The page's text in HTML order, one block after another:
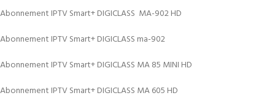
Abonnement IPTV Smart+ DIGICLASS MA-902 HD
Abonnement IPTV Smart+ DIGICLASS ma-902
Abonnement IPTV Smart+ DIGICLASS MA 85 MINI HD
Abonnement IPTV Smart+ DIGICLASS MA 605 HD